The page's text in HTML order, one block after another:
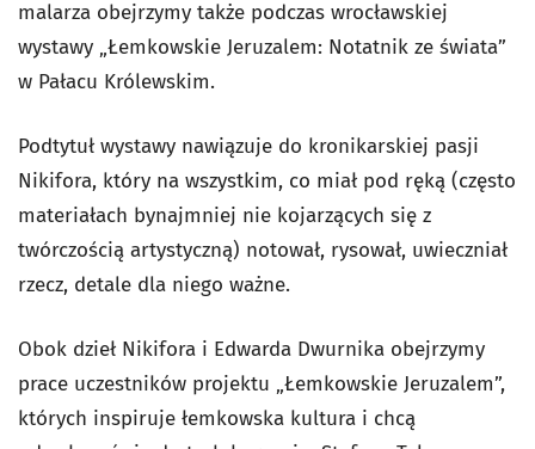
malarza obejrzymy także podczas wrocławskiej
wystawy „Łemkowskie Jeruzalem: Notatnik ze świata”
w Pałacu Królewskim.
Podtytuł wystawy nawiązuje do kronikarskiej pasji
Nikifora, który na wszystkim, co miał pod ręką (często
materiałach bynajmniej nie kojarzących się z
twórczością artystyczną) notował, rysował, uwieczniał
rzecz, detale dla niego ważne.
Obok dzieł Nikifora i Edwarda Dwurnika obejrzymy
prace uczestników projektu „Łemkowskie Jeruzalem”,
których inspiruje łemkowska kultura i chcą